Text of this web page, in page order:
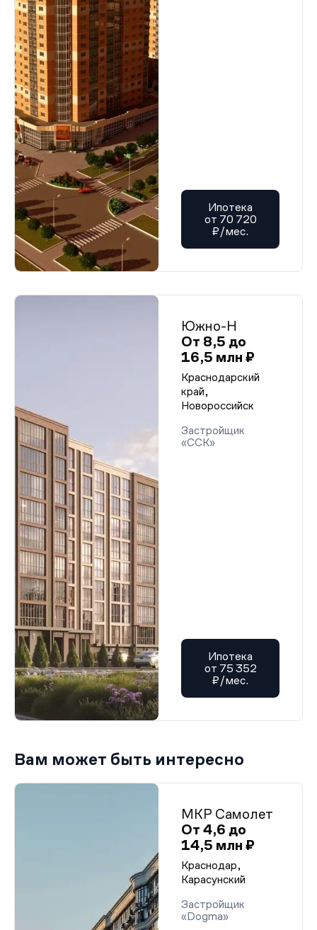
Ипотека
от 70 720
₽/мес.
Южно-Н
От 8,5 до
16,5 млн ₽
Краснодарский
край,
Новороссийск
Застройщик
«ССК»
Ипотека
от 75 352
₽/мес.
Вам может быть интересно
МКР Самолет
От 4,6 до
14,5 млн ₽
Краснодар,
Карасунский
Застройщик
«Dogma»